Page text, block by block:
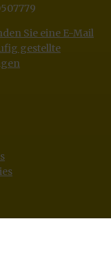
Sie eine E-Mail
gestellte